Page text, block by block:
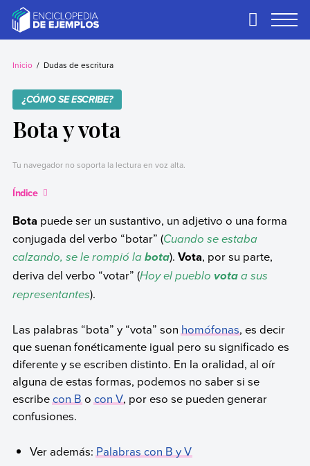
contentEjemplos
Necesitas ejemplos.
Primary
Inicio Dudas de escritura
¿CÓMO SE ESCRIBE?
Bota y vota
Tu navegador no soporta la lectura en voz alta.
Índice
Bota puede ser un sustantivo, un adjetivo o una forma
conjugada del verbo “botar” (Cuando se estaba
calzando, se le rompió la bota). Vota, por su parte,
deriva del verbo “votar” (Hoy el pueblo votaa sus
representantes).
Las palabras “bota” y “vota” sonhomófonas, es decir
que suenan fonéticamente igual pero su significado es
diferente y se escriben distinto. En la oralidad, al oír
alguna de estas formas, podemos no saber si se
escribecon Bocon V, por eso se pueden generar
confusiones.
Ver además:Palabras con B y V